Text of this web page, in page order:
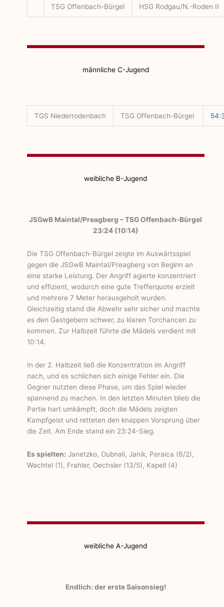
TSG Offenbach-Bürgel HSG Rodgau/N.-Roden II
männliche C-Jugend
TGS Niederrodenbach TSG Offenbach-Bürgel
weibliche B-Jugend
JSGwB Maintal/Preagberg – TSG Offenbach-Bürgel
23:24 (10:14)
Die TSG Offenbach-Bürgel zeigte im Auswärtsspiel
gegen die JSGwB Maintal/Preagberg von Beginn an
eine starke Leistung. Der Angriff agierte konzentriert
und effizient, wodurch eine gute Trefferquote erzielt
und mehrere 7 Meter herausgeholt wurden.
Gleichzeitig stand die Abwehr sehr sicher und machte
es den Gastgebern schwer, zu klaren Torchancen zu
kommen. Zur Halbzeit führte die Mädels verdient mit
10:14.
In der 2. Halbzeit ließ die Konzentration im Angriff
nach, und es schlichen sich einige Fehler ein. Die
Gegner nutzten diese Phase, um das Spiel wieder
spannend zu machen. In den letzten Minuten blieb die
Partie hart umkämpft, doch die Mädels zeigten
Kampfgeist und retteten den knappen Vorsprung über
die Zeit. Am Ende stand ein 23:24-Sieg.
Es spielten: Janetzko, Oubnali, Janik, Peraica (6/2),
Wachtel (1), Frahler, Oechsler (13/5), Kapell (4)
weibliche A-Jugend
Endlich: der erste Saisonsieg!